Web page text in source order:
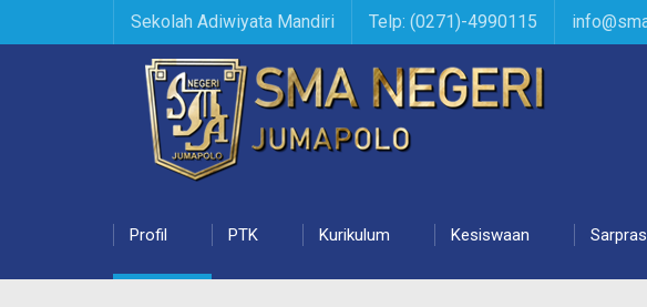
Sekolah Adiwiyata Mandiri Telp: (0271)-4990115
Profil PTK Kurikulum Kesiswaan Sarpras